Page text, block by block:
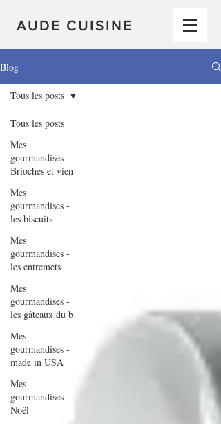
AUDE CUISINE
Blog
Tous les posts
Mes
gourmandises -
Brioches et vien
Mes
gourmandises -
les biscuits
Mes
gourmandises -
les entremets
Mes
gourmandises -
les gâteaux du b
Mes
gourmandises -
made in USA
Mes
gourmandises -
Noël
Tous les posts